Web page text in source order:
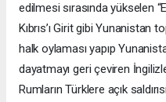
edilmesi sırasında yükselen
Kıbrıs’ı Girit gibi Yunanistan
halk oylaması yapıp
dayatmayı geri çeviren
Rumların Türklere açık